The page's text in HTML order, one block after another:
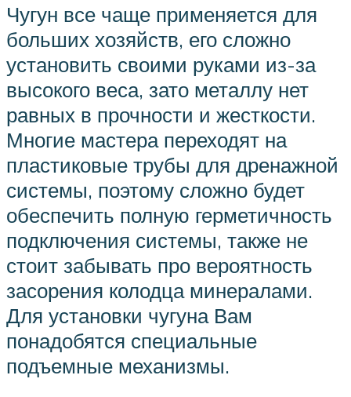
Чугун все чаще применяется для
больших хозяйств, его сложно
установить своими руками из-за
высокого веса, зато металлу нет
равных в прочности и жесткости.
Многие мастера переходят на
пластиковые трубы для дренажной
системы, поэтому сложно будет
обеспечить полную герметичность
подключения системы, также не
стоит забывать про вероятность
засорения колодца минералами.
Для установки чугуна Вам
понадобятся специальные
подъемные механизмы.